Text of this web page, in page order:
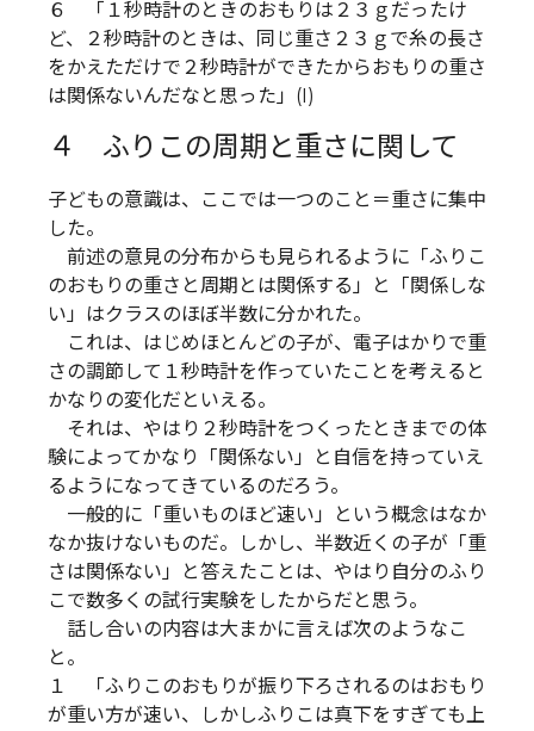
６ 「１秒時計のときのおもりは２３ｇだったけ
ど、２秒時計のときは、同じ重さ２３ｇで糸の長さ
をかえただけで２秒時計ができたからおもりの重さ
は関係ないんだなと思った」(I)
４ ふりこの周期と重さに関して
子どもの意識は、ここでは一つのこと＝重さに集中
した。
前述の意見の分布からも見られるように「ふりこ
のおもりの重さと周期とは関係する」と「関係しな
い」はクラスのほぼ半数に分かれた。
これは、はじめほとんどの子が、電子はかりで重
さの調節して１秒時計を作っていたことを考えると
かなりの変化だといえる。
それは、やはり２秒時計をつくったときまでの体
験によってかなり「関係ない」と自信を持っていえ
るようになってきているのだろう。
一般的に「重いものほど速い」という概念はなか
なか抜けないものだ。しかし、半数近くの子が「重
さは関係ない」と答えたことは、やはり自分のふり
こで数多くの試行実験をしたからだと思う。
話し合いの内容は大まかに言えば次のようなこ
と。
１ 「ふりこのおもりが振り下ろされるのはおもり
が重い方が速い、しかしふりこは真下をすぎても上